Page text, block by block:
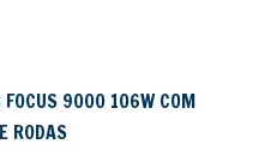
9000 106W COM
RODAS